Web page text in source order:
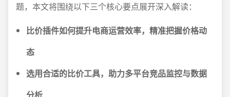
题，本文将围绕以下三个核心要点展开深入解读：
比价插件如何提升电商运营效率，精准把握价格动
态
选用合适的比价工具，助力多平台竞品监控与数据